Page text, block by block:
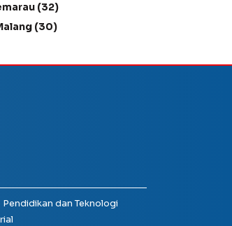
(32)
(30)
Pendidikan dan Teknologi